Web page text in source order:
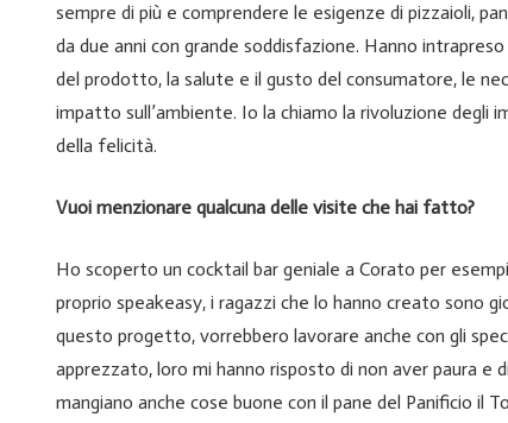
sempre di più e comprendere le esigenze di pizzaioli,
da due anni con grande soddisfazione. Hanno
del prodotto, la salute e il gusto del consumatore, le
impatto sull’ambiente. Io la chiamo la rivoluzione degli
della felicità.
Vuoi menzionare qualcuna delle visite che hai fatto?
Ho scoperto un cocktail bar geniale a Corato per
proprio speakeasy, i ragazzi che lo hanno creato sono
questo progetto, vorrebbero lavorare anche con gli
apprezzato, loro mi hanno risposto di non aver paura e
mangiano anche cose buone con il pane del Panificio il